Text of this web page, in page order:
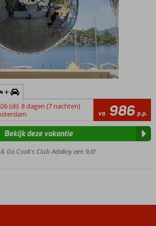
+
(di) 8 dagen (7 nachten)
va 986 p.p.
Go Cook's Club Adakoy een 9,0!
Bekijk deze vakantie